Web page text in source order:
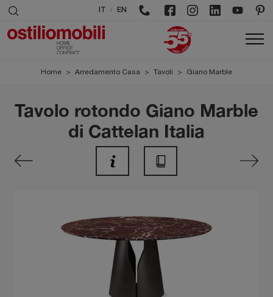
/ EN
Home > Arredamento Casa > Tavoli > Giano Marble
Tavolo rotondo Giano Marble
di Cattelan Italia